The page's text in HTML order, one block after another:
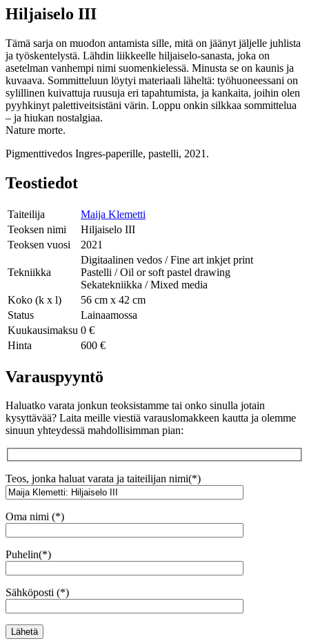
Hiljaiselo III
Tämä sarja on muodon antamista sille, mitä on jäänyt jäljelle juhlista
ja työskentelystä. Lähdin liikkeelle hiljaiselo-sanasta, joka on
asetelman vanhempi nimi suomenkielessä. Minusta se on kaunis ja
kuvaava. Sommitteluun löytyi materiaali läheltä: työhuoneessani on
sylillinen kuivattuja ruusuja eri tapahtumista, ja kankaita, joihin olen
pyyhkinyt palettiveitsistäni värin. Loppu onkin silkkaa sommittelua
– ja hiukan nostalgiaa.
Nature morte.
Pigmenttivedos Ingres-paperille, pastelli, 2021.
Teostiedot
Taiteilija
Maija Klemetti
Teoksen nimi
Hiljaiselo III
Teoksen vuosi
2021
Tekniikka
Digitaalinen vedos / Fine art inkjet print
Pastelli / Oil or soft pastel drawing
Sekatekniikka / Mixed media
Koko (k x l)
56 cm x 42 cm
Status
Lainaamossa
Kuukausimaksu 0 €
Hinta
600 €
Varauspyyntö
Haluatko varata jonkun teoksistamme tai onko sinulla jotain
kysyttävää? Laita meille viestiä varauslomakkeen kautta ja olemme
sinuun yhteydessä mahdollisimman pian:
Teos, jonka haluat varata ja taiteilijan nimi(*)
Oma nimi (*)
Puhelin(*)
Sähköposti (*)